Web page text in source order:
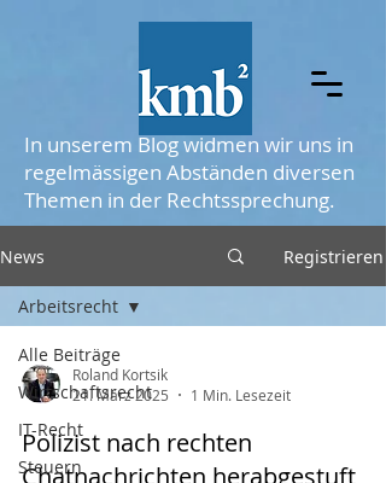
In unserem Blog widmen wir uns in
regelmässigen Abständen diversen
Themen in der Rechtssprechung.
News Registrieren
Alle Beiträge
Wirtschaftsrecht
IT-Recht
Steuern
Arbeitsrecht
Roland Kortsik
21. März 2025
1 Min. Lesezeit
Polizist nach rechten
Chatnachrichten herabgestuft